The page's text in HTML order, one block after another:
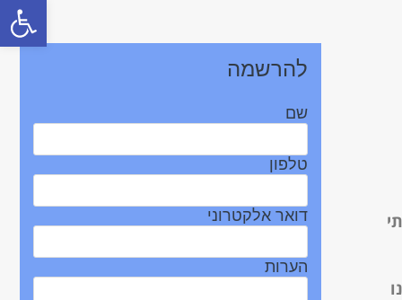
להרשמה
שם
טלפון
דואר אלקטרוני
הערות